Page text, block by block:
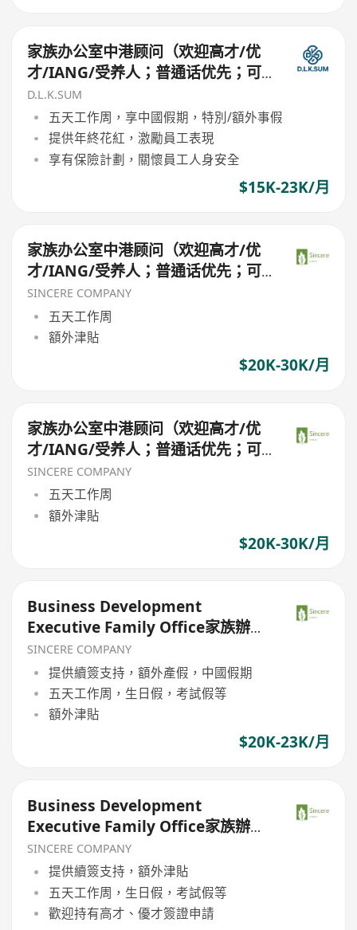
家族办公室中港顾问（欢迎高才/优
才/IANG/受养人；普通话优先；可
转正/续签）
D.L.K.SUM
五天工作周，享中國假期，特別/額外事假
提供年終花紅，激勵員工表現
享有保險計劃，關懷員工人身安全
$15K-23K/月
家族办公室中港顾问（欢迎高才/优
才/IANG/受养人；普通话优先；可
转正/续签）
SINCERE COMPANY
五天工作周
額外津貼
$20K-30K/月
家族办公室中港顾问（欢迎高才/优
才/IANG/受养人；普通话优先；可
转正/续签）
SINCERE COMPANY
五天工作周
額外津貼
$20K-30K/月
Business Development
Executive Family Office家族辦公
室（欢迎高才/优才/IANG/受养人；
普通话优先；可转正/续签）
SINCERE COMPANY
提供續簽支持，額外產假，中國假期
五天工作周，生日假，考試假等
額外津貼
$20K-23K/月
Business Development
Executive Family Office家族辦公
室（欢迎高才/优才/IANG/受养人；
普通话优先；可转正/续签）
SINCERE COMPANY
提供續簽支持，額外津貼
五天工作周，生日假，考試假等
歡迎持有高才、優才簽證申請